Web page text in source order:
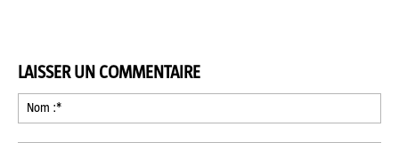
LAISSER UN COMMENTAIRE